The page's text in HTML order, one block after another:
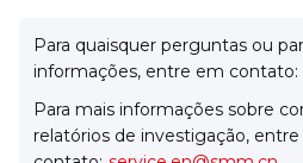
Para quaisquer perguntas ou
informações, entre em contato:
Para mais informações sobre
relatórios de investigação,